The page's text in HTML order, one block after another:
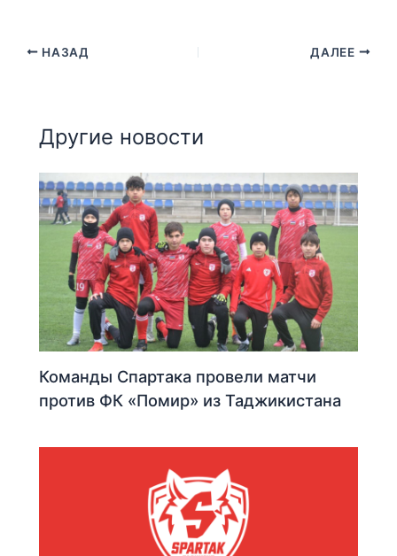
НАЗАД ДАЛЕЕ
Другие новости
Команды Спартака провели матчи
против ФК «Помир» из Таджикистана